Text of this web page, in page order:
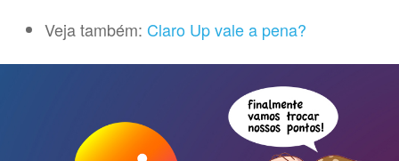
Veja também: Claro Up vale a pena?